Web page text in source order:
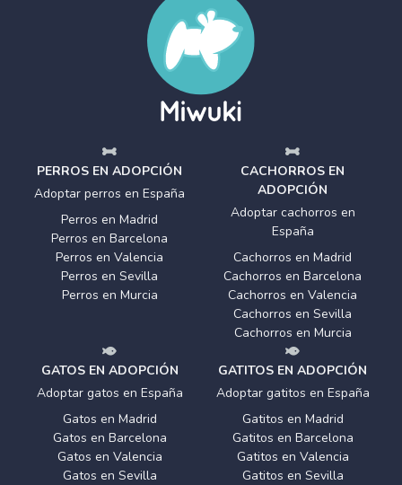
PERROS EN ADOPCIÓN
Adoptar perros en España
Perros en Madrid
Perros en Barcelona
Perros en Valencia
Perros en Sevilla
Perros en Murcia
CACHORROS EN
ADOPCIÓN
Adoptar cachorros en
España
Cachorros en Madrid
Cachorros en Barcelona
Cachorros en Valencia
Cachorros en Sevilla
Cachorros en Murcia
GATOS EN ADOPCIÓN
Adoptar gatos en España
Gatos en Madrid
Gatos en Barcelona
Gatos en Valencia
Gatos en Sevilla
GATITOS EN ADOPCIÓN
Adoptar gatitos en España
Gatitos en Madrid
Gatitos en Barcelona
Gatitos en Valencia
Gatitos en Sevilla